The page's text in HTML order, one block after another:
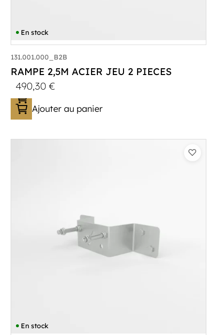
En stock
131.001.000_B2B
RAMPE 2,5M ACIER JEU 2 PIECES
490,30€
Ajouter au panier
En stock